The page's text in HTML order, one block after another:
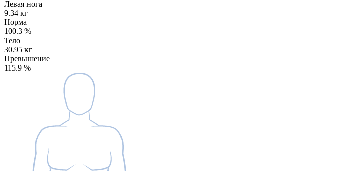
Левая нога
9.34 кг
Норма
100.3 %
Тело
30.95 кг
Превышение
115.9 %